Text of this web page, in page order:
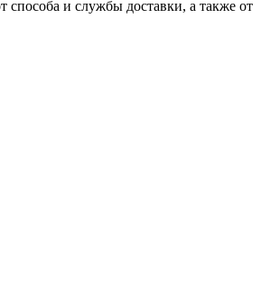
способа и службы доставки, а также от